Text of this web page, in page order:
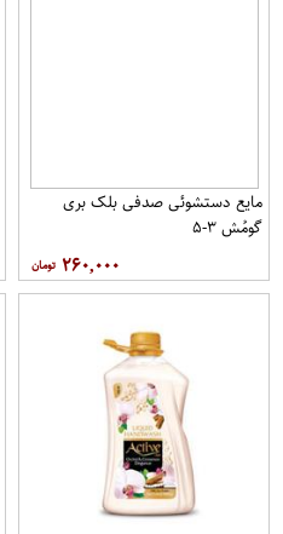
مایع دستشوئی صدفی بلک بری
گومُش ۳-۵
۲۶۰,۰۰۰